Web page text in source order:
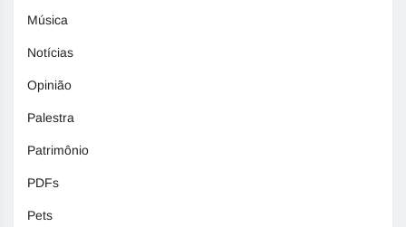
Música
Notícias
Opinião
Palestra
Patrimônio
PDFs
Pets